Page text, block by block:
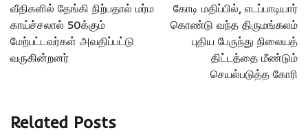
வீதிகளில் தேங்கி நிற்பதால் மர்ம
காய்ச்சலால் 50க்கும்
மேற்பட்டவர்கள் அவதிப்பட்டு
வருகின்றனர்
கோடி மதிப்பில், எடப்பாடியார்
கொண்டு வந்த திருமங்கலம்
புதிய பேருந்து நிலையத்
திட்டத்தை மீண்டும்
செயல்படுத்த கோரி
Related Posts